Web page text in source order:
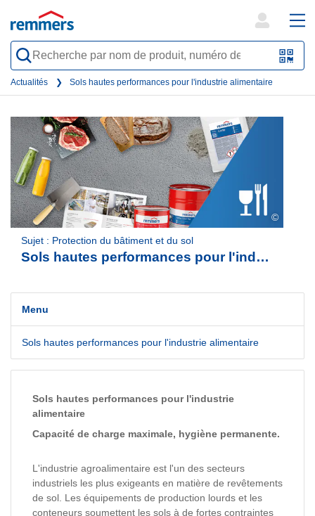
QR-
search
form
Actualités Sols hautes performances pour l'industrie alimentaire
©
Sujet : Protection du bâtiment et du sol
Sols hautes performances pour l'industrie alimentaire
Menu
Sols hautes performances pour l'industrie alimentaire
Sols hautes performances pour l'industrie
alimentaire
Capacité de charge maximale, hygiène permanente.
L'industrie agroalimentaire est l'un des secteurs
industriels les plus exigeants en matière de revêtements
de sol. Les équipements de production lourds et les
conteneurs soumettent les sols à de fortes contraintes